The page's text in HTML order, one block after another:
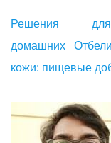
Решения
домашних
кожи: пищевые